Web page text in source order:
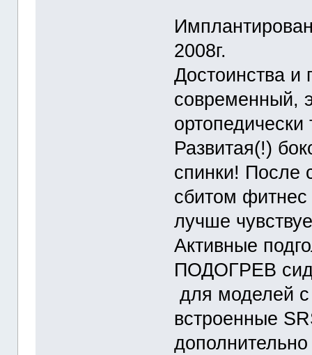
2008г.
Достоинства
современный,
Развитая(!)
спинки! После
сбитом фитнес
лучше
Активные
ПОДОГРЕВ
для моделей
встроенные